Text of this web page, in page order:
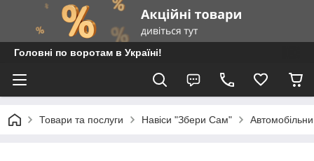
Головні по воротам в Україні!
Товари та послуги Навіси "Збери Сам"